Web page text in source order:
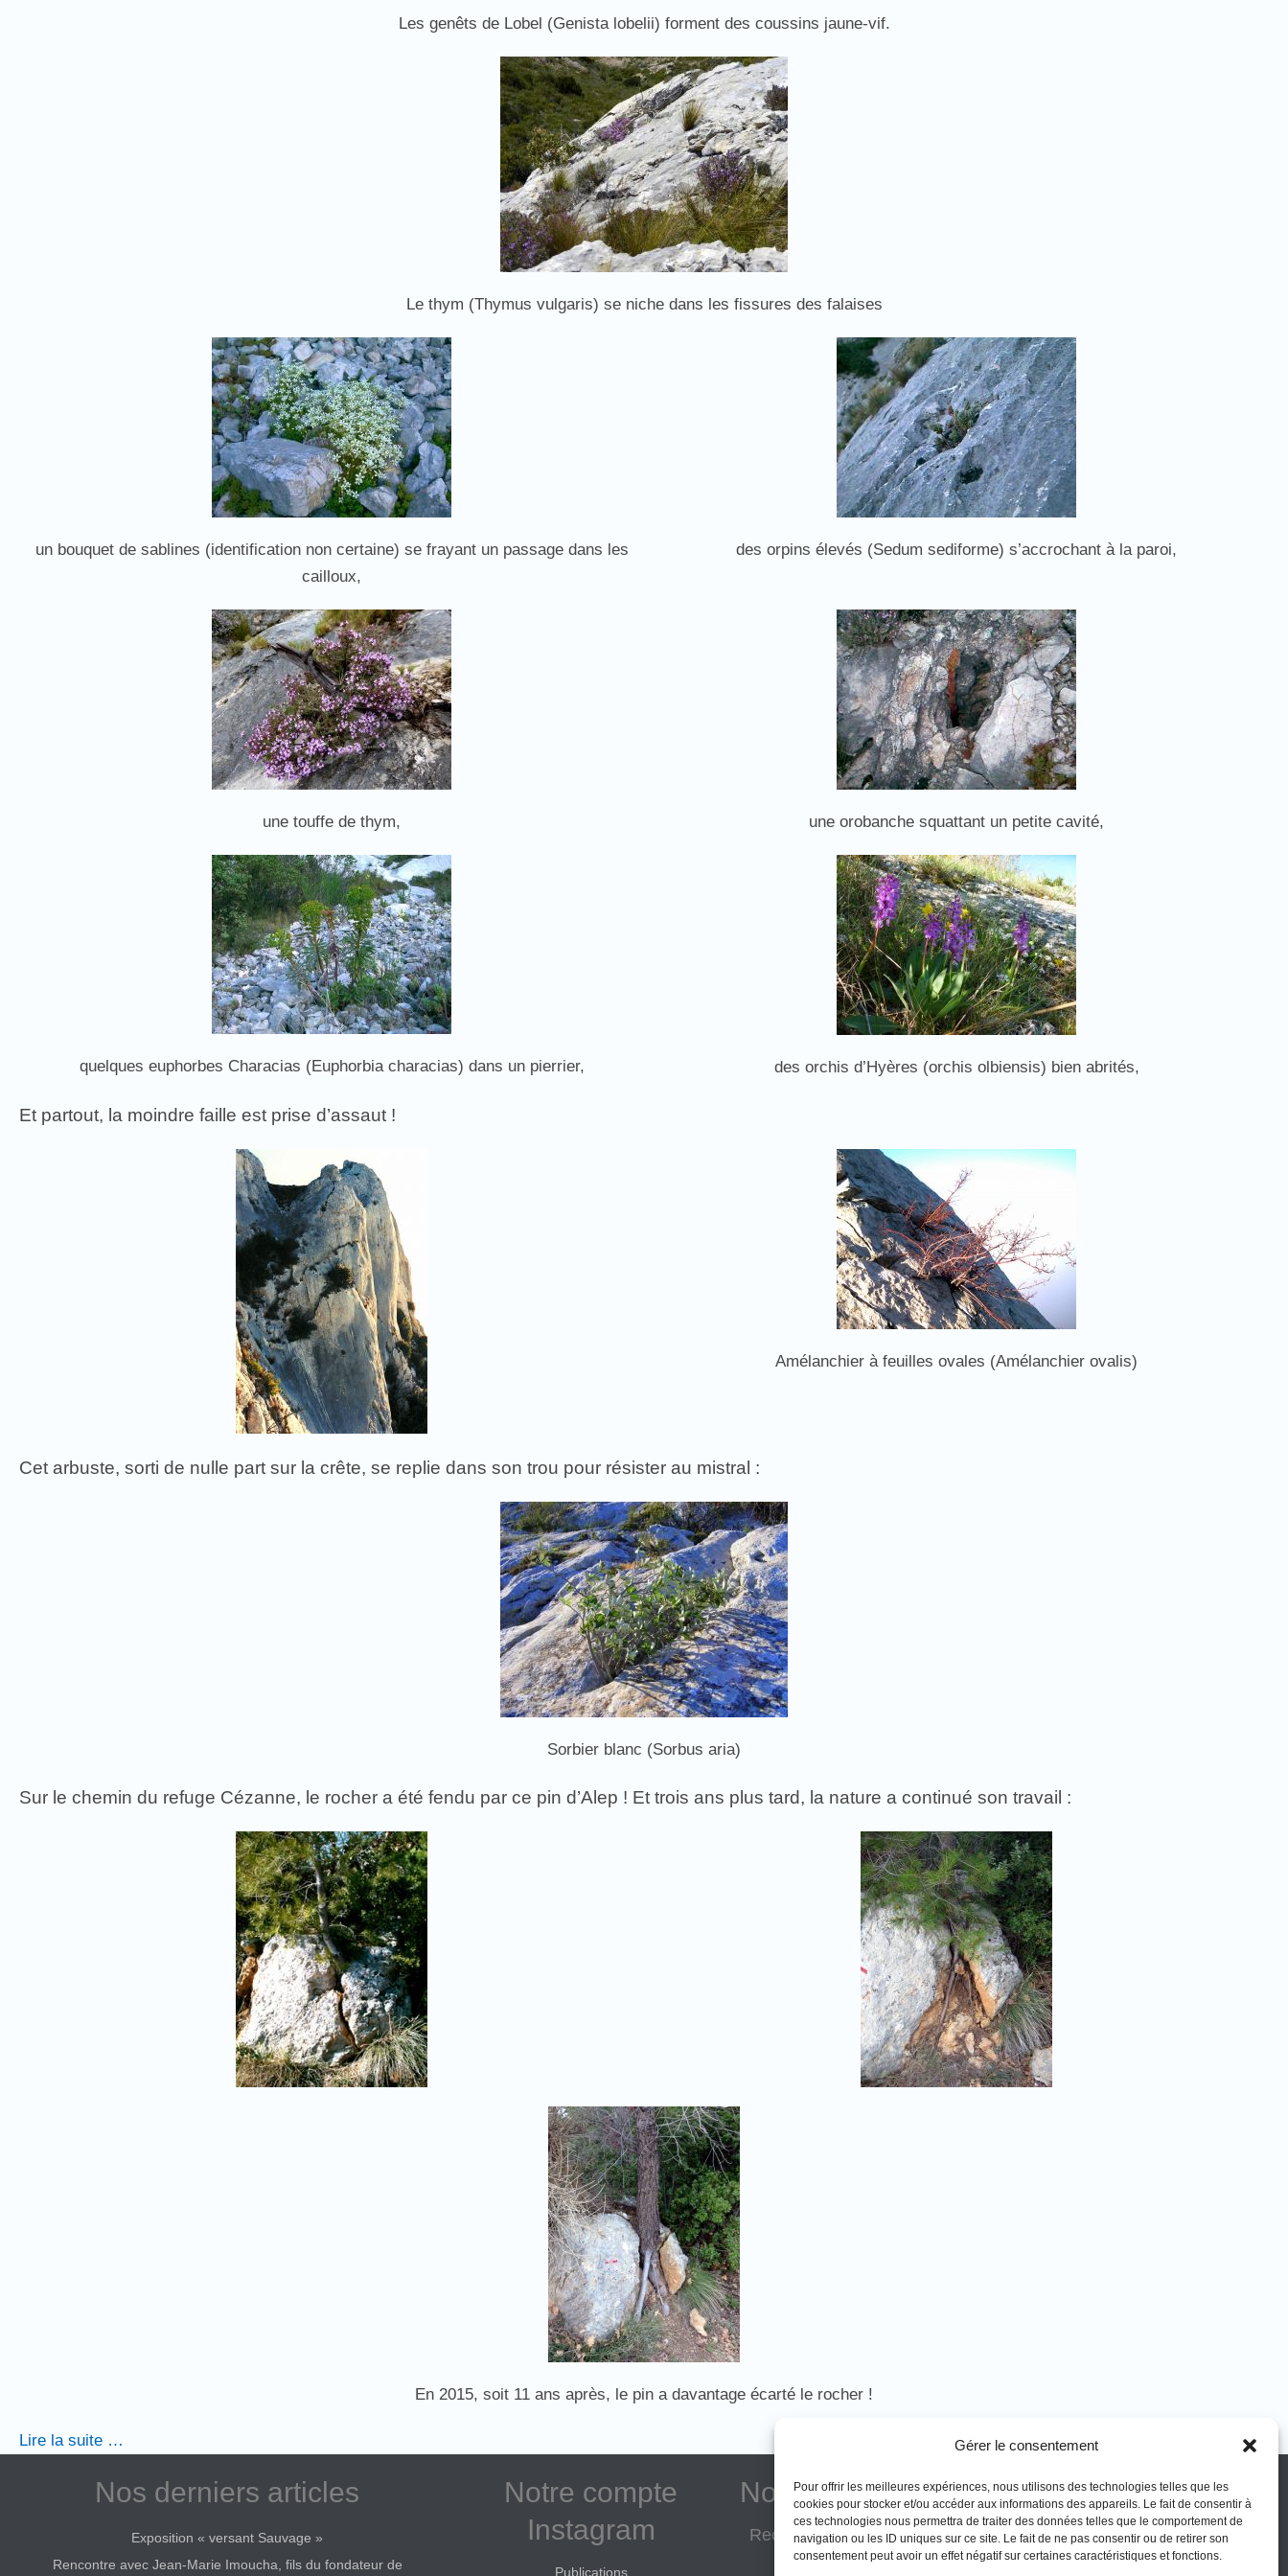
Gérer le consentement
Pour offrir les meilleures expériences, nous utilisons des technologies telles que les
cookies pour stocker et/ou accéder aux informations des appareils. Le fait de consentir à
ces technologies nous permettra de traiter des données telles que le comportement de
navigation ou les ID uniques sur ce site. Le fait de ne pas consentir ou de retirer son
consentement peut avoir un effet négatif sur certaines caractéristiques et fonctions.
Les genêts de Lobel (Genista lobelii) forment des coussins jaune-vif.
Le thym (Thymus vulgaris) se niche dans les fissures des falaises
un bouquet de sablines (identification non certaine) se frayant un passage dans les
cailloux,
des orpins élevés (Sedum sediforme) s’accrochant à la paroi,
une touffe de thym, une orobanche squattant un petite cavité,
quelques euphorbes Characias (Euphorbia characias) dans un pierrier, des orchis d’Hyères (orchis olbiensis) bien abrités,
Et partout, la moindre faille est prise d’assaut !
Amélanchier à feuilles ovales (Amélanchier ovalis)
Cet arbuste, sorti de nulle part sur la crête, se replie dans son trou pour résister au mistral :
Sorbier blanc (Sorbus aria)
Sur le chemin du refuge Cézanne, le rocher a été fendu par ce pin d’Alep ! Et trois ans plus tard, la nature a continué son travail :
En 2015, soit 11 ans après, le pin a davantage écarté le rocher !
Lire la suite …
Nos derniers articles
Exposition « versant Sauvage »
Rencontre avec Jean-Marie Imoucha, fils du fondateur de
Notre compte
Instagram
Publications
Notre association
Reconnue d'intérêt général
Adhérer
Vos obligations
La montagne Sainte-Victoire est un
espace naturel. Les informations